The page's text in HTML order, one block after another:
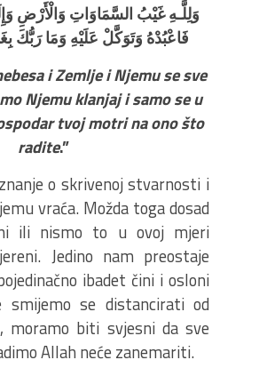
وَلِلَّـهِ غَيْبُ السَّمَاوَاتِ وَالْأَرْضِ
فَاعْبُدْهُ وَتَوَكَّلْ عَلَيْهِ وَمَا رَبُّكَ
i Zemlje i Njemu se sve
Njemu klanjaj i samo se u
tvoj motri na ono što
radite.”
o skrivenoj stvarnosti i
vraća. Možda toga dosad
ili nismo to u ovoj mjeri
Jedino nam preostaje
ibadet čini i osloni
smijemo se distancirati od
moramo biti svjesni da sve
Allah neće zanemariti.